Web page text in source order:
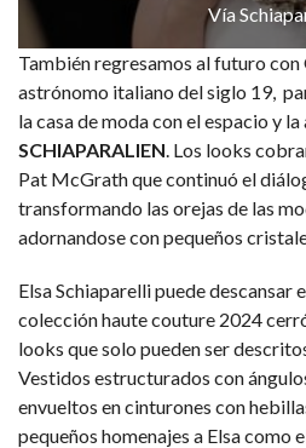
Vía
También regresamos al futuro con
astrónomo italiano del siglo 19,
la casa de moda con el espacio y
SCHIAPARALIEN . Los looks
Pat McGrath que continuó el
transformando las orejas de las
adornandose con pequeños
Elsa Schiaparelli puede descansar
colección haute couture 2024
looks que solo pueden ser
Vestidos estructurados con
envueltos en cinturones con
pequeños homenajes a Elsa como